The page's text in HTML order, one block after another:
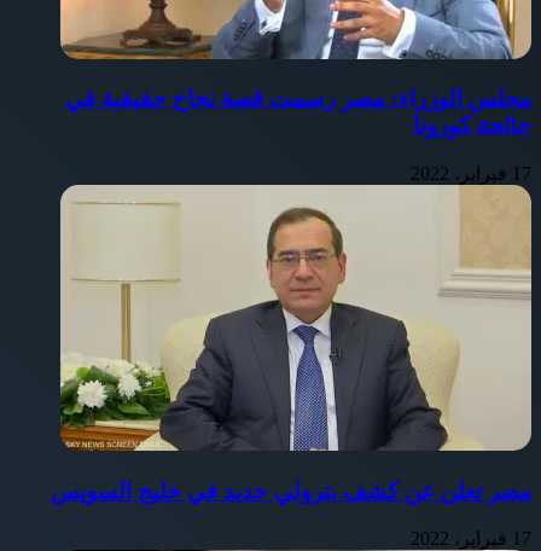
مجلس الوزراء: مصر رسمت قصة نجاح حقيقية في
جائحة كورونا
17 فبراير، 2022
مصر تعلن عن كشف بترولي جديد في خليج السويس
17 فبراير، 2022